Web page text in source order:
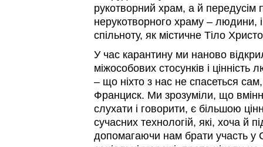
рукотворний храм, а й передусім
нерукотворного храму – людини,
спільноту, як містичне Тіло
У час карантину ми наново
міжособових стосунків і цінність
– що ніхто з нас не спасеться
Франциск. Ми зрозуміли, що
слухати і говорити, є більшою
сучасних технологій, які, хоча й
допомагаючи нам брати участь у